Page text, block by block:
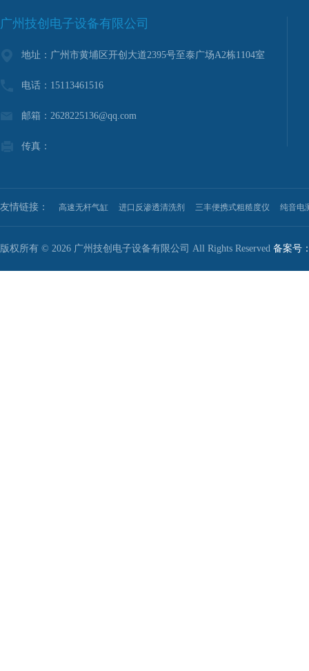
广州技创电子设备有限公司
地址：广州市黄埔区开创大道2395号至泰广场A2栋1104室
电话：15113461516
邮箱：2628225136@qq.com
传真：
友情链接： 高速无杆气缸 进口反渗透清洗剂 三丰便携式粗糙度仪 纯音电
版权所有 © 2026 广州技创电子设备有限公司 All Rights Reserved 备案号